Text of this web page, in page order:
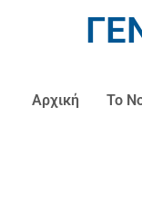
Αρχική Το